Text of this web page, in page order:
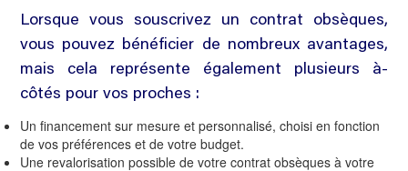
Lorsque vous souscrivez un contrat obsèques,
vous pouvez bénéficier de nombreux avantages,
mais cela représente également plusieurs à-
côtés pour vos proches :
Un financement sur mesure et personnalisé, choisi en fonction
de vos préférences et de votre budget.
Une revalorisation possible de votre contrat obsèques à votre